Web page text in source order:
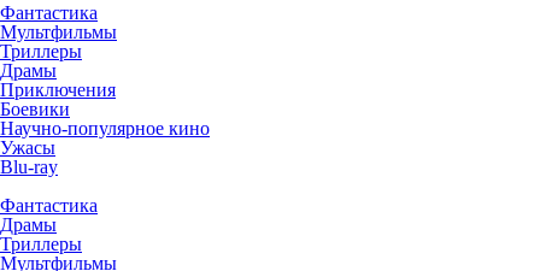
Фантастика
Мультфильмы
Триллеры
Драмы
Приключения
Боевики
Научно-популярное кино
Ужасы
Blu-ray
Фантастика
Драмы
Триллеры
Мультфильмы